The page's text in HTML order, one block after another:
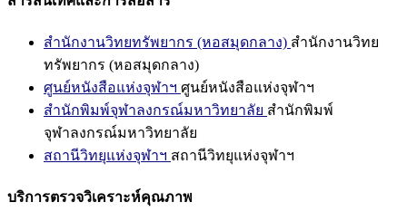
สำนักงานวิทยทรัพยากร (หอสมุดกลาง) สำนักงานวิทย
ทรัพยากร (หอสมุดกลาง)
ศูนย์หนังสือแห่งจุฬาฯ ศูนย์หนังสือแห่งจุฬาฯ
สำนักพิมพ์จุฬาลงกรณ์มหาวิทยาลัย สำนักพิมพ์
จุฬาลงกรณ์มหาวิทยาลัย
สถานีวิทยุแห่งจุฬาฯ สถานีวิทยุแห่งจุฬาฯ
บริการตรวจวิเคราะห์คุณภาพ